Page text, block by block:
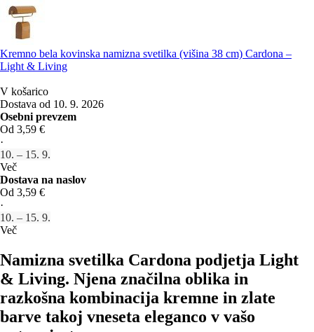
Kremno bela kovinska namizna svetilka (višina 38 cm) Cardona –
Light & Living
V košarico
Dostava od 10. 9. 2026
Osebni prevzem
Od 3,59 €
·
10. – 15. 9.
Več
Dostava na naslov
Od 3,59 €
·
10. – 15. 9.
Več
Namizna svetilka Cardona podjetja Light
& Living. Njena značilna oblika in
razkošna kombinacija kremne in zlate
barve takoj vneseta eleganco v vašo